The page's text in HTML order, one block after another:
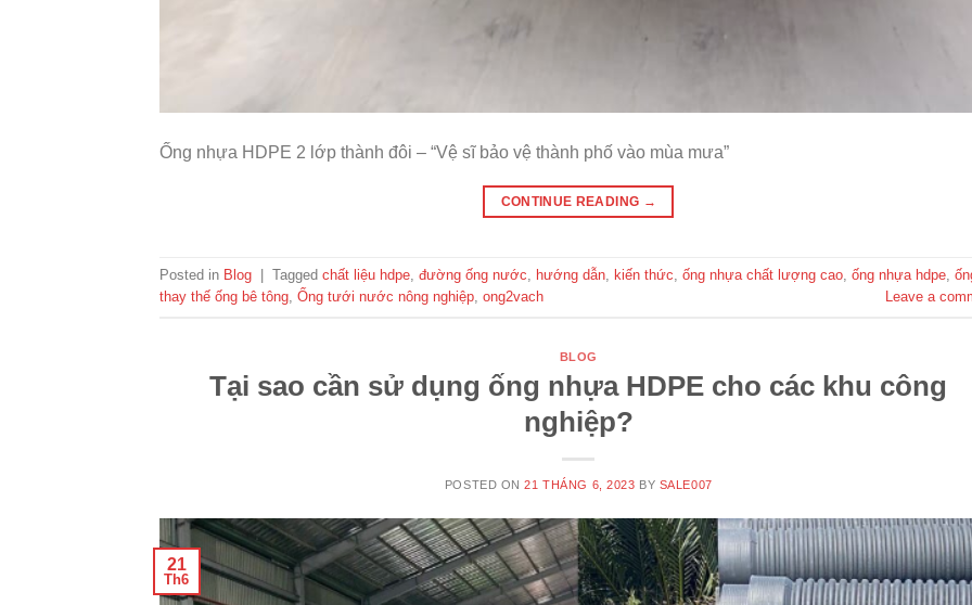
Ống nhựa HDPE 2 lớp thành đôi – “Vệ sĩ bảo vệ thành phố vào mùa mưa”
CONTINUE READING →
Posted in Blog Tagged chất liệu hdpe, đường ống nước, hướng dẫn, kiến thức, ống nhựa chất lượng cao, ống nhựa hdpe,
thay thế ống bê tông, Ống tưới nước nông nghiệp, ong2vach Leave a
BLOG
Tại sao cần sử dụng ống nhựa HDPE cho các khu công
nghiệp?
POSTED ON21 THÁNG 6, 2023 BY SALE007
21
Th6